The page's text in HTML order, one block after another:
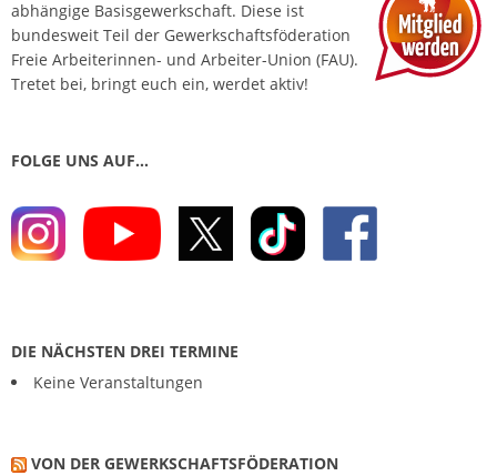
abhängige Basis­gewerkschaft. Diese ist
bundesweit Teil der Gewerkschafts­föderation
Freie Arbeiterinnen- und Arbeiter-Union (FAU).
Tretet bei, bringt euch ein, werdet aktiv!
FOLGE UNS AUF…
DIE NÄCHSTEN DREI TERMINE
Keine Veranstaltungen
VON DER GEWERKSCHAFTS­FÖDERATION